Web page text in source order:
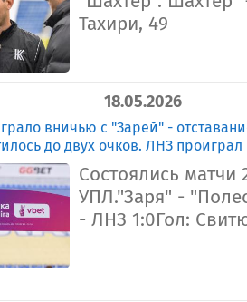
Тахири, 49
18.05.2026
вничью с "Зарей" -
до двух очков. ЛНЗ
Состоялись матчи
УПЛ."Заря" -
- ЛНЗ 1:0Гол: